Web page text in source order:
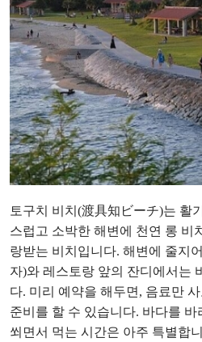
토구치 비치(渡具知ビーチ)는 활
스럽고 소박한 해변에 천연 롱 비
랑받는 비치입니다. 해변에 줄지
자)와 레스토랑 앞의 잔디에서는
다. 미리 예약을 해두면, 음료만
준비를 할 수 있습니다. 바다를
쐬면서 먹는 시간은 아주 특별합